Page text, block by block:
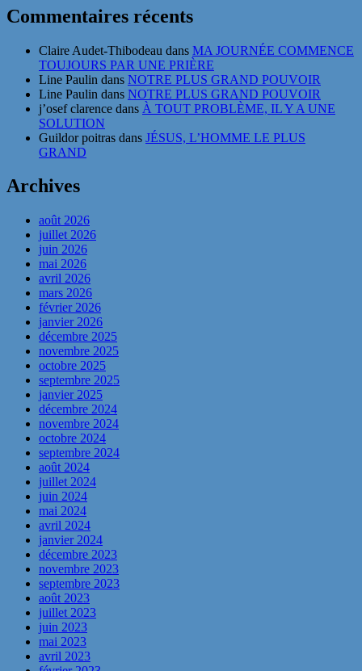
Commentaires récents
Claire Audet-Thibodeau dans MA JOURNÉE COMMENCE
TOUJOURS PAR UNE PRIÈRE
Line Paulin dans NOTRE PLUS GRAND POUVOIR
Line Paulin dans NOTRE PLUS GRAND POUVOIR
j’osef clarence dans À TOUT PROBLÈME, IL Y A UNE
SOLUTION
Guildor poitras dans JÉSUS, L’HOMME LE PLUS
GRAND
Archives
août 2026
juillet 2026
juin 2026
mai 2026
avril 2026
mars 2026
février 2026
janvier 2026
décembre 2025
novembre 2025
octobre 2025
septembre 2025
janvier 2025
décembre 2024
novembre 2024
octobre 2024
septembre 2024
août 2024
juillet 2024
juin 2024
mai 2024
avril 2024
janvier 2024
décembre 2023
novembre 2023
septembre 2023
août 2023
juillet 2023
juin 2023
mai 2023
avril 2023